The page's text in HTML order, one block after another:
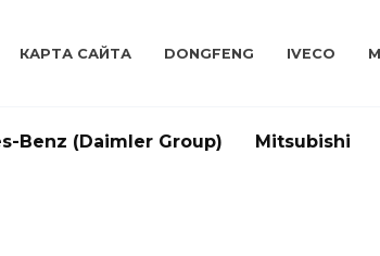
КАРТА САЙТА DONGFENG IVECO
Benz (Daimler Group) Mitsubishi